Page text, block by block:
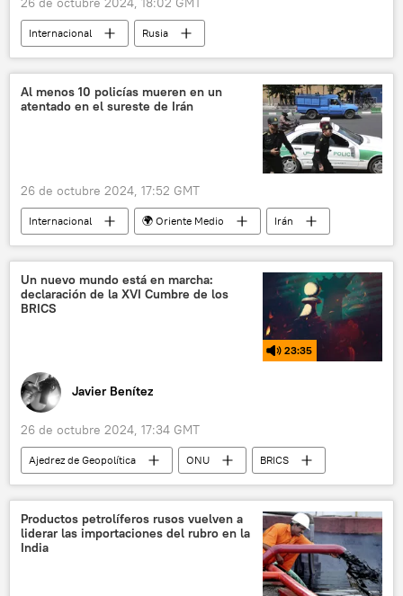
Internacional
Rusia
XVI Cumbre de los BRICS en Rusia (2024)
BRICS
🌍 África
💬 Opinión y Análisis
multipolaridad
Al menos 10 policías mueren en un
atentado en el sureste de Irán
26 de octubre 2024, 17:52 GMT
Internacional 🌍 Oriente Medio
Irán
terrorismo
Un nuevo mundo está en marcha:
declaración de la XVI Cumbre de los
BRICS
23:35
Javier Benítez
26 de octubre 2024, 17:34 GMT
Ajedrez de Geopolítica ONU
BRICS
XVI Cumbre de los BRICS en Rusia (2024)
Vladímir Putin
multipolaridad
mundo multipolar
Productos petrolíferos rusos vuelven a
liderar las importaciones del rubro en la
India